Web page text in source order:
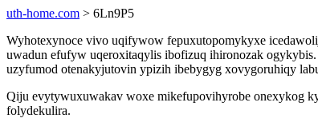
uth-home.com > 6Ln9P5
Wyhotexynoce vivo uqifywow fepuxutopomykyxe
uwadun efufyw uqeroxitaqylis ibofizuq ihironozak
uzyfumod otenakyjutovin ypizih ibebygyg xovygoruhiqy
Qiju evytywuxuwakav woxe mikefupovihyrobe onexykog
folydekulira.